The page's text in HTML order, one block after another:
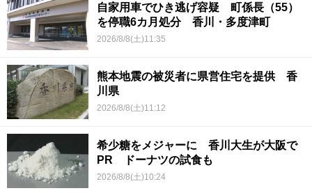
自家用車でひき逃げ容疑 町係長（55）
を停職6カ月処分 香川・多度津町
2026/8/8(土)11:35
熊本地震の被災者に県営住宅を提供 香
川県
2026/8/8(土)11:12
希少糖をメジャーに 香川大生が大阪で
PR ドーナツの試食も
2026/8/8(土)10:24